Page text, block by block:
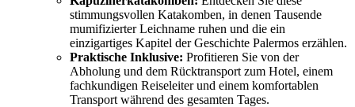
stimmungsvollen Katakomben, in denen Tausende
mumifizierter Leichname ruhen und die ein
einzigartiges Kapitel der Geschichte Palermos erzählen.
Praktische Inklusive: Profitieren Sie von der
Abholung und dem Rücktransport zum Hotel, einem
fachkundigen Reiseleiter und einem komfortablen
Transport während des gesamten Tages.